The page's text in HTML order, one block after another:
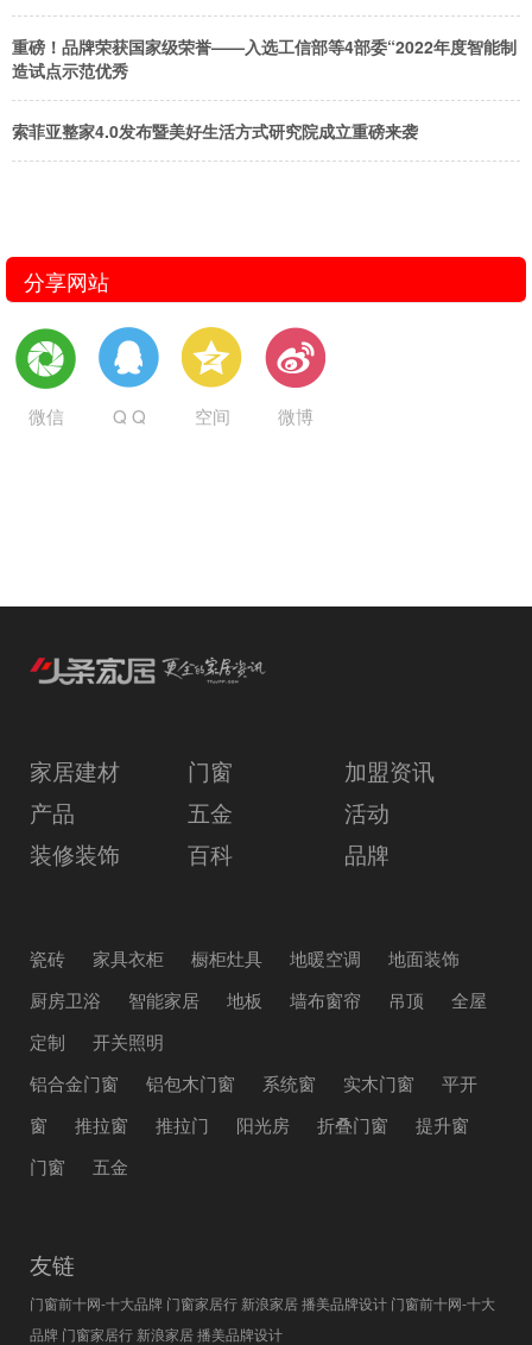
重磅！品牌荣获国家级荣誉——入选工信部等4部委“2022年度智能制
造试点示范优秀
索菲亚整家4.0发布暨美好生活方式研究院成立重磅来袭
分享网站
微信 Q Q 空间 微博
家居建材 门窗
加盟资讯
产品
五金
活动
装修装饰
百科 品牌
瓷砖 家具衣柜 橱柜灶具 地暖空调
地面装饰
厨房卫浴
智能家居 地板 墙布窗帘 吊顶
全屋
定制
开关照明
铝合金门窗
铝包木门窗 系统窗 实木门窗
平开
窗
推拉窗 推拉门 阳光房 折叠门窗
提升窗
门窗
五金
友链
门窗前十网-十大品牌 门窗家居行 新浪家居播美品牌设计 门窗前十网-十大
品牌 门窗家居行 新浪家居播美品牌设计